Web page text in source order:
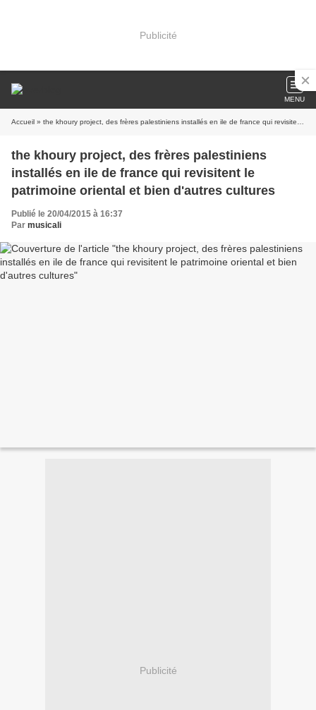
Publicité
MENU
Accueil » the khoury project, des frères palestiniens installés en ile de france qui revisitent le patrimoine oriental et bien d'autres cultures
the khoury project, des frères palestiniens
installés en ile de france qui revisitent le
patrimoine oriental et bien d'autres cultures
Publié le 20/04/2015 à 16:37
Par musicali
Publicité